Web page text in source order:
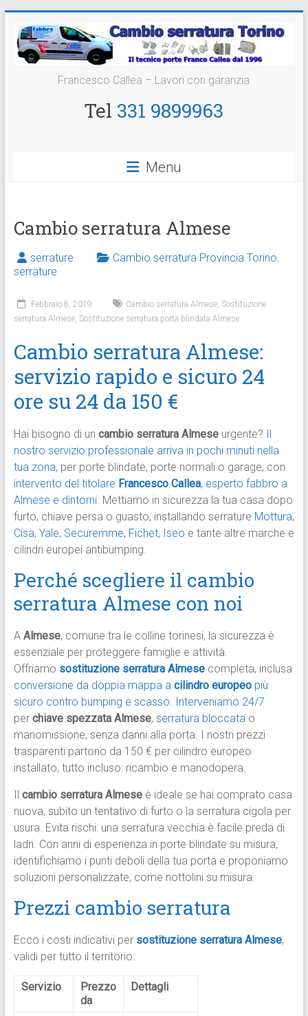
contenuto
Cambio
Serratura
Francesco Callea – Lavori con garanzia
Tel 331 9899963
Menu
Cambio serratura Almese
serrature Cambio serratura Provincia Torino,
serrature
Febbraio 8, 2019 Cambio serratura Almese, Sostituzione
serratura Almese, Sostituzione serratura porta blindata Almese
Cambio serratura Almese:
servizio rapido e sicuro 24
ore su 24 da 150 €
Hai bisogno di un cambio serratura Almeseurgente?
nostro servizio professionale arriva in pochi minuti nella
tua zona, per porte blindate, porte normali o garage, con
intervento del titolare Francesco Callea, esperto fabbro a
Almese e dintorni. Mettiamo in sicurezza la tua casa dopo
furto, chiave persa o guasto, installando serrature Mottura,
Cisa, Yale, Securemme, Fichet, Iseo e tante altre marche e
cilindri europei antibumping.
Perché scegliere il cambio
serratura Almese con noi
A Almese, comune tra le colline torinesi, la sicurezza è
essenziale per proteggere famiglie e attività.
Offriamo sostituzione serratura Almesecompleta, inclusa
conversione da doppia mappa a cilindro europeopiù
sicuro contro bumping e scasso. Interveniamo 24/7
per chiave spezzata Almese, serratura bloccatao
manomissione, senza danni alla porta. I nostri prezzi
trasparenti partono da 150 € per cilindro europeo
installato, tutto incluso: ricambio e manodopera.
cambio serratura Almeseè ideale se hai comprato casa
nuova, subito un tentativo di furto o la serratura cigola per
usura. Evita rischi: una serratura vecchia è facile preda di
ladri. Con anni di esperienza in porte blindate su misura,
identifichiamo i punti deboli della tua porta e proponiamo
soluzioni personalizzate, come nottolini su misura.
Prezzi cambio serratura
Ecco i costi indicativi per sostituzione serratura Almese,
validi per tutto il territorio:
Servizio
Prezzo
da
Dettagli